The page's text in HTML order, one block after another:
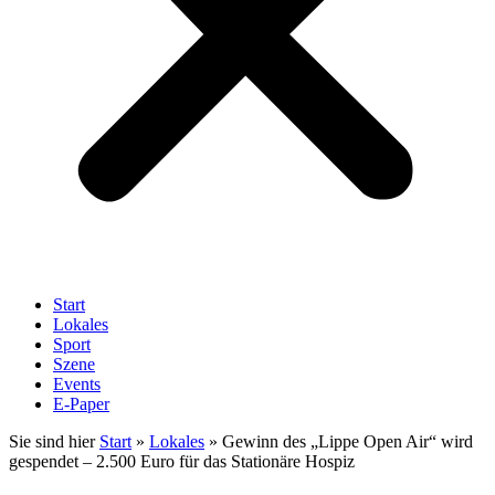
Start
Lokales
Sport
Szene
Events
E-Paper
Sie sind hier Start » Lokales » Gewinn des „Lippe Open Air“ wird
gespendet – 2.500 Euro für das Stationäre Hospiz